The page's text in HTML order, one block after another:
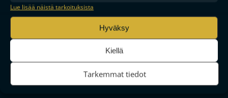
Lue lisää näistä tarkoituksista
Hyväksy
Kiellä
Tarkemmat tiedot